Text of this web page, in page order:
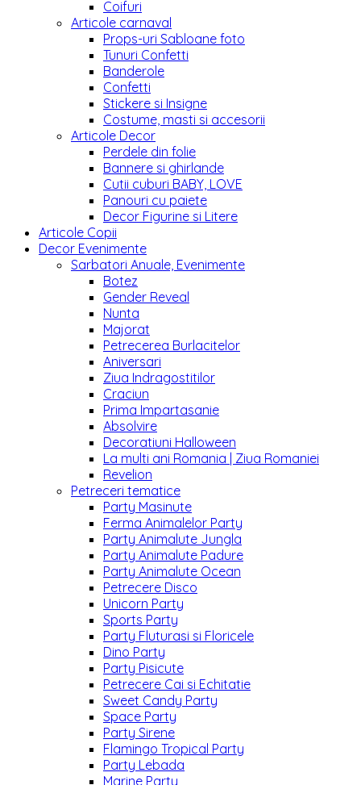
Coifuri
Articole carnaval
Props-uri Sabloane foto
Tunuri Confetti
Banderole
Confetti
Stickere si Insigne
Costume, masti si accesorii
Articole Decor
Perdele din folie
Bannere si ghirlande
Cutii cuburi BABY, LOVE
Panouri cu paiete
Decor Figurine si Litere
Articole Copii
Decor Evenimente
Sarbatori Anuale, Evenimente
Botez
Gender Reveal
Nunta
Majorat
Petrecerea Burlacitelor
Aniversari
Ziua Indragostitilor
Craciun
Prima Impartasanie
Absolvire
Decoratiuni Halloween
La multi ani Romania | Ziua Romaniei
Revelion
Petreceri tematice
Party Masinute
Ferma Animalelor Party
Party Animalute Jungla
Party Animalute Padure
Party Animalute Ocean
Petrecere Disco
Unicorn Party
Sports Party
Party Fluturasi si Floricele
Dino Party
Party Pisicute
Petrecere Cai si Echitatie
Sweet Candy Party
Space Party
Party Sirene
Flamingo Tropical Party
Party Lebada
Marine Party